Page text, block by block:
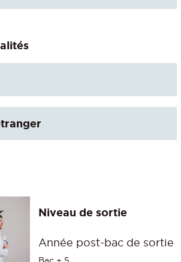
Niveau de sortie
Année post-bac de sortie